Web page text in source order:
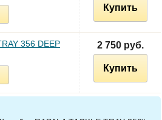
Купить
356 DEEP
2 750 руб.
Купить